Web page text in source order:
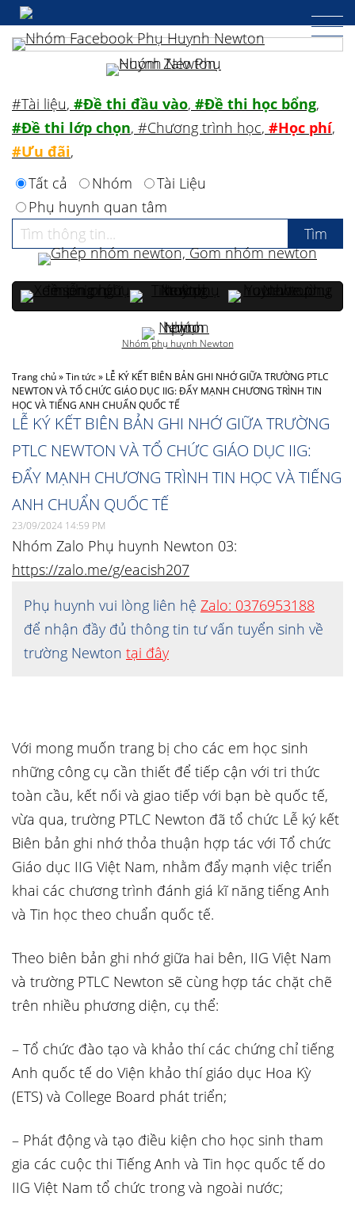
Trang chủ»Tin tức» LỄ KÝ KẾT BIÊN BẢN GHI NHỚ GIỮA TRƯỜNG PTLC
NEWTON VÀ TỔ CHỨC GIÁO DỤC IIG: ĐẨY MẠNH CHƯƠNG TRÌNH TIN
HỌC VÀ TIẾNG ANH CHUẨN QUỐC TẾ
LỄ KÝ KẾT BIÊN BẢN GHI NHỚ GIỮA TRƯỜNG
PTLC NEWTON VÀ TỔ CHỨC GIÁO DỤC IIG:
ĐẨY MẠNH CHƯƠNG TRÌNH TIN HỌC VÀ TIẾNG
ANH CHUẨN QUỐC TẾ
23/09/2024 14:59 PM
Nhóm Zalo Phụ huynh Newton 03:
https://zalo.me/g/eacish207
Phụ huynh vui lòng liên hệ Zalo: 0376953188
để nhận đầy đủ thông tin tư vấn tuyển sinh về
trường Newton tại đây
Với mong muốn trang bị cho các em học sinh
những công cụ cần thiết để tiếp cận với tri thức
toàn cầu, kết nối và giao tiếp với bạn bè quốc tế,
vừa qua, trường PTLC Newton đã tổ chức Lễ ký kết
Biên bản ghi nhớ thỏa thuận hợp tác với Tổ chức
Giáo dục IIG Việt Nam, nhằm đẩy mạnh việc triển
khai các chương trình đánh giá kĩ năng tiếng Anh
và Tin học theo chuẩn quốc tế.
Theo biên bản ghi nhớ giữa hai bên, IIG Việt Nam
và trường PTLC Newton sẽ cùng hợp tác chặt chẽ
trên nhiều phương diện, cụ thể:
– Tổ chức đào tạo và khảo thí các chứng chỉ tiếng
Anh quốc tế do Viện khảo thí giáo dục Hoa Kỳ
(ETS) và College Board phát triển;
– Phát động và tạo điều kiện cho học sinh tham
gia các cuộc thi Tiếng Anh và Tin học quốc tế do
IIG Việt Nam tổ chức trong và ngoài nước;
#Tài liệu, #Đề thi đầu vào, #Đề thi học bổng,
#Đề thi lớp chọn, #Chương trình học, #Học phí,
#Ưu đãi,
Tất cả
Nhóm
Tài Liệu
Phụ huynh quan tâm
Nhóm phụ huynh Newton